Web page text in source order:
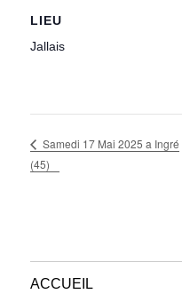
LIEU
Jallais
Samedi 17 Mai 2025 a Ingré
(45)
ACCUEIL